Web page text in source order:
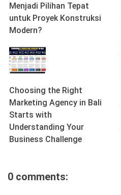
Menjadi Pilihan Tepat
untuk Proyek Konstruksi
Modern?
Choosing the Right
Marketing Agency in Bali
Starts with
Understanding Your
Business Challenge
0 comments: